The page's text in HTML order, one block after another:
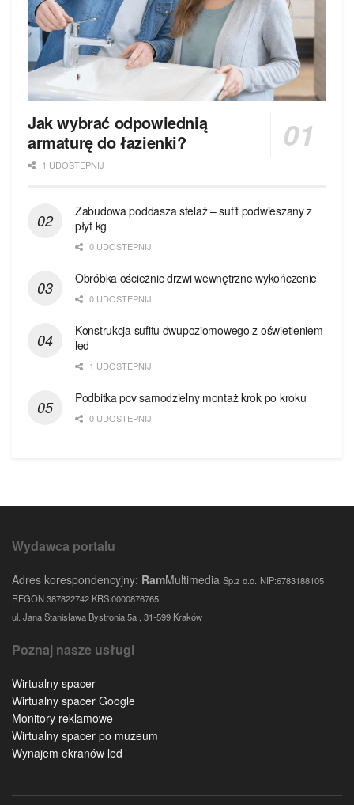
Jak wybrać odpowiednią
armaturę do łazienki?
1 UDOSTEPNIJ
Zabudowa poddasza stelaż – sufit podwieszany z
płyt kg
0 UDOSTEPNIJ
Obróbka ościeżnic drzwi wewnętrzne wykończenie
0 UDOSTEPNIJ
Konstrukcja sufitu dwupoziomowego z oświetleniem
led
1 UDOSTEPNIJ
Podbitka pcv samodzielny montaż krok po kroku
0 UDOSTEPNIJ
Wydawca portalu
Adres korespondencyjny: RamMultimedia Sp.z o.o. NIP:6783188105
REGON:387822742 KRS:0000876765
ul. Jana Stanisława Bystronia 5a , 31-599 Kraków
Poznaj nasze usługi
Wirtualny spacer
Wirtualny spacer Google
Monitory reklamowe
Wirtualny spacer po muzeum
Wynajem ekranów led